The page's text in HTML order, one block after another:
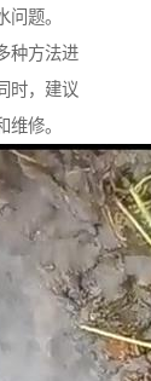
题。
种方法进
时，建议
修。